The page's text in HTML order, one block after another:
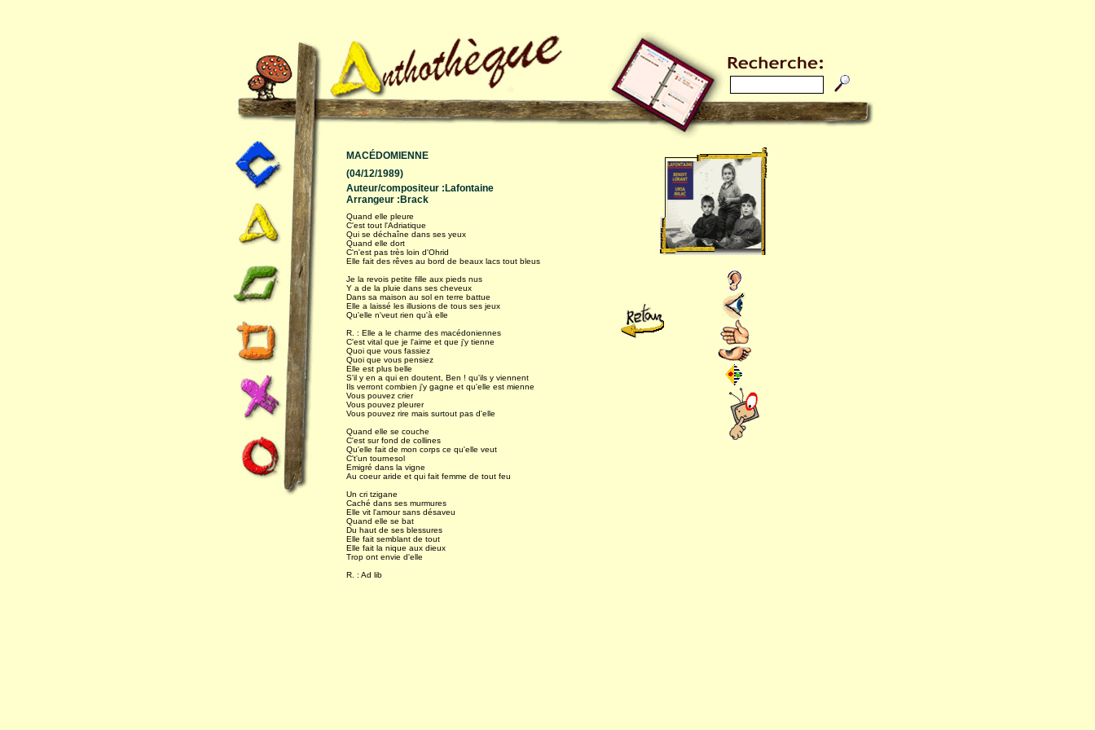
MACÉDOMIENNE
(04/12/1989)
Auteur/compositeur :Lafontaine
Arrangeur :Brack
Quand elle pleure
C'est tout l'Adriatique
Qui se déchaîne dans ses yeux
Quand elle dort
C'n'est pas très loin d'Ohrid
Elle fait des rêves au bord de beaux lacs tout bleus
Je la revois petite fille aux pieds nus
Y a de la pluie dans ses cheveux
Dans sa maison au sol en terre battue
Elle a laissé les illusions de tous ses jeux
Qu'elle n'veut rien qu'à elle
R. : Elle a le charme des macédoniennes
C'est vital que je l'aime et que j'y tienne
Quoi que vous fassiez
Quoi que vous pensiez
Elle est plus belle
S'il y en a qui en doutent, Ben ! qu'ils y viennent
Ils verront combien j'y gagne et qu'elle est mienne
Vous pouvez crier
Vous pouvez pleurer
Vous pouvez rire mais surtout pas d'elle
Quand elle se couche
C'est sur fond de collines
Qu'elle fait de mon corps ce qu'elle veut
C't'un tournesol
Emigré dans la vigne
Au coeur aride et qui fait femme de tout feu
Un cri tzigane
Caché dans ses murmures
Elle vit l'amour sans désaveu
Quand elle se bat
Du haut de ses blessures
Elle fait semblant de tout
Elle fait la nique aux dieux
Trop ont envie d'elle
R. : Ad lib